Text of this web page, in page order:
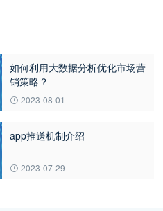
如何利用大数据分析优化市场营
销策略？
2023-08-01
app推送机制介绍
2023-07-29